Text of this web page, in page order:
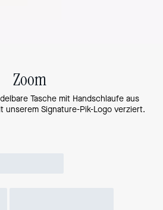
Zoom
Tasche mit Handschlaufe aus
unserem Signature-Pik-Logo verziert.